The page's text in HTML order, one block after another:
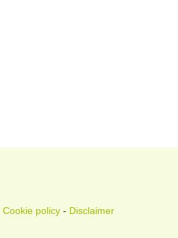
Cookie policy- Disclaimer